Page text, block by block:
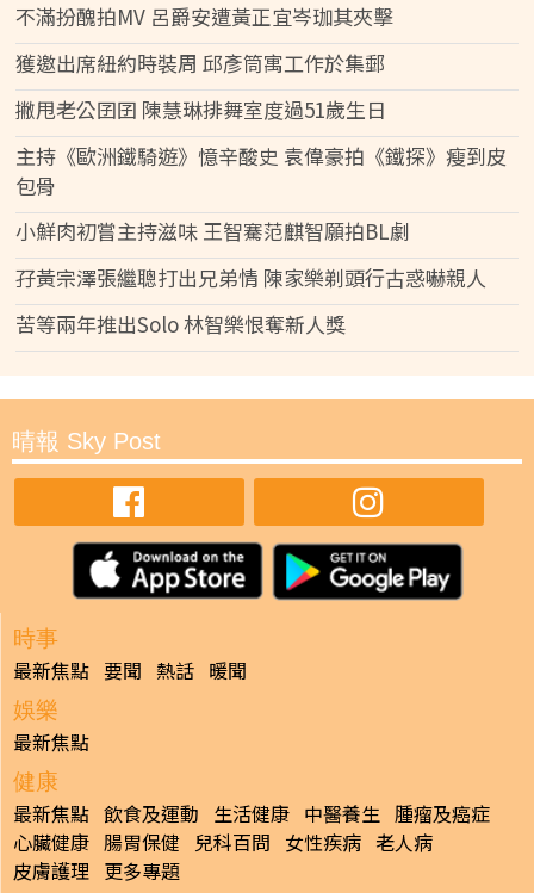
不滿扮醜拍MV 呂爵安遭黃正宜岑珈其夾擊
獲邀出席紐約時裝周 邱彥筒寓工作於集郵
撇甩老公囝囝 陳慧琳排舞室度過51歲生日
主持《歐洲鐵騎遊》憶辛酸史 袁偉豪拍《鐵探》瘦到皮
包骨
小鮮肉初嘗主持滋味 王智騫范麒智願拍BL劇
孖黃宗澤張繼聰打出兄弟情 陳家樂剃頭行古惑嚇親人
苦等兩年推出Solo 林智樂恨奪新人獎
晴報 Sky Post
時事
最新焦點 要聞 熱話 暖聞
娛樂
最新焦點
健康
最新焦點 飲食及運動 生活健康 中醫養生 腫瘤及癌症
心臟健康 腸胃保健 兒科百問 女性疾病 老人病
皮膚護理 更多專題